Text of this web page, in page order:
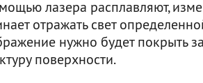
лазера расплавляют,
отражать свет
нужно будет покрыть
поверхности.